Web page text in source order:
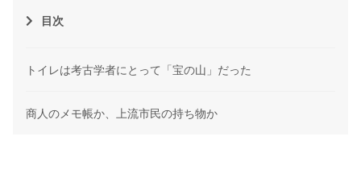
目次
トイレは考古学者にとって「宝の山」だった
商人のメモ帳か、上流市民の持ち物か